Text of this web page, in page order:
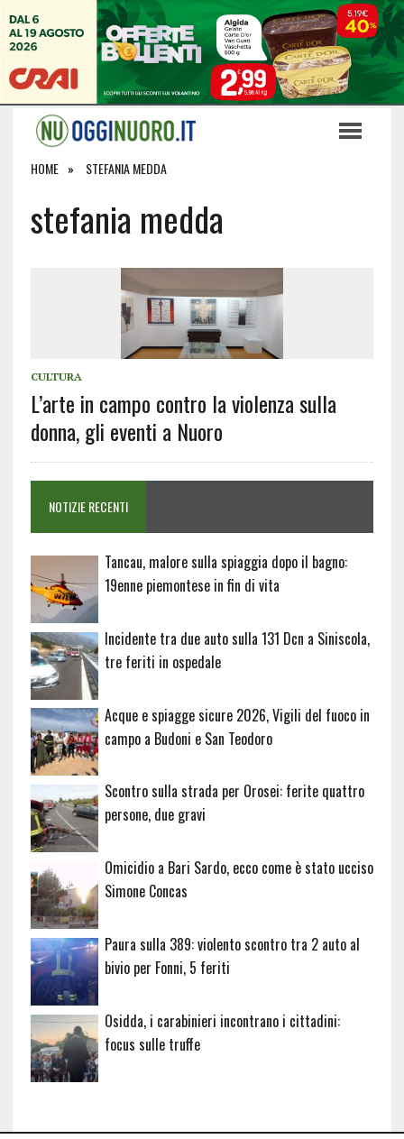
HOME STEFANIA MEDDA
stefania medda
CULTURA
L’arte in campo contro la violenza sulla
donna, gli eventi a Nuoro
NOTIZIE RECENTI
Tancau, malore sulla spiaggia dopo il bagno:
19enne piemontese in fin di vita
Incidente tra due auto sulla 131 Dcn a Siniscola,
tre feriti in ospedale
Acque e spiagge sicure 2026, Vigili del fuoco in
campo a Budoni e San Teodoro
Scontro sulla strada per Orosei: ferite quattro
persone, due gravi
Omicidio a Bari Sardo, ecco come è stato ucciso
Simone Concas
Paura sulla 389: violento scontro tra 2 auto al
bivio per Fonni, 5 feriti
Osidda, i carabinieri incontrano i cittadini:
focus sulle truffe